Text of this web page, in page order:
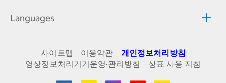
Languages
사이트맵 이용약관
개인정보처리방침
영상정보처리기기운영·관리방침
상표 사용 지침